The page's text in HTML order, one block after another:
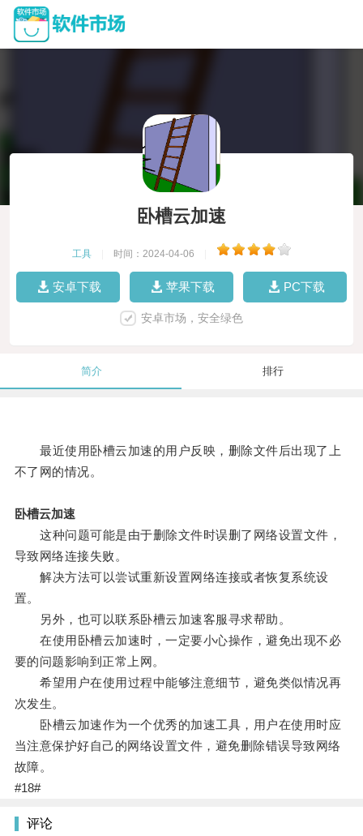
卧槽云加速
工具 时间：2024-04-06
安卓下载 苹果下载 PC下载
安卓市场，安全绿色
简介 排行
最近使用卧槽云加速的用户反映，删除文件后出现了上
不了网的情况。
卧槽云加速
这种问题可能是由于删除文件时误删了网络设置文件，
导致网络连接失败。
解决方法可以尝试重新设置网络连接或者恢复系统设
置。
另外，也可以联系卧槽云加速客服寻求帮助。
在使用卧槽云加速时，一定要小心操作，避免出现不必
要的问题影响到正常上网。
希望用户在使用过程中能够注意细节，避免类似情况再
次发生。
卧槽云加速作为一个优秀的加速工具，用户在使用时应
当注意保护好自己的网络设置文件，避免删除错误导致网络
故障。
#18#
评论